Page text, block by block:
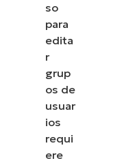
so
para
edita
r
grup
os de
usuar
ios
requi
ere